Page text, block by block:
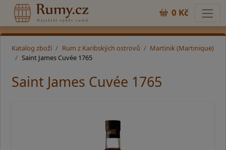
0 Kč
Katalog zboží Rum z Karibských ostrovů
Martinik (Martinique)
Saint James Cuvée 1765
Saint James Cuvée 1765